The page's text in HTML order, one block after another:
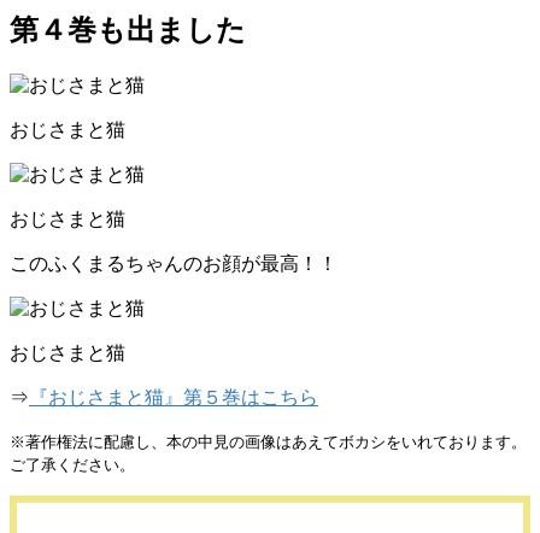
第４巻も出ました
おじさまと猫
おじさまと猫
このふくまるちゃんのお顔が最高！！
おじさまと猫
⇒ 『おじさまと猫』第５巻はこちら
※著作権法に配慮し、本の中見の画像はあえてボカシをいれております。
ご了承ください。